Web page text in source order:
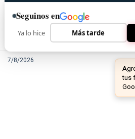
7/8/2026
Seguinos en
Ya lo hice Más tarde